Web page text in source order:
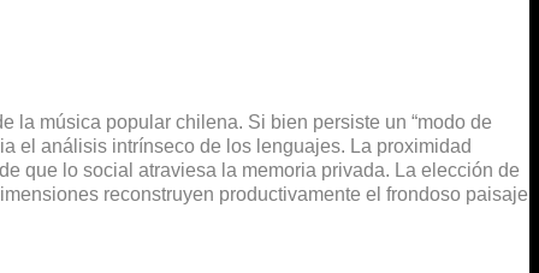
la música popular chilena. Si bien persiste un “modo de
el análisis intrínseco de los lenguajes. La proximidad
que lo social atraviesa la memoria privada. La elección de
reconstruyen productivamente el frondoso paisaje